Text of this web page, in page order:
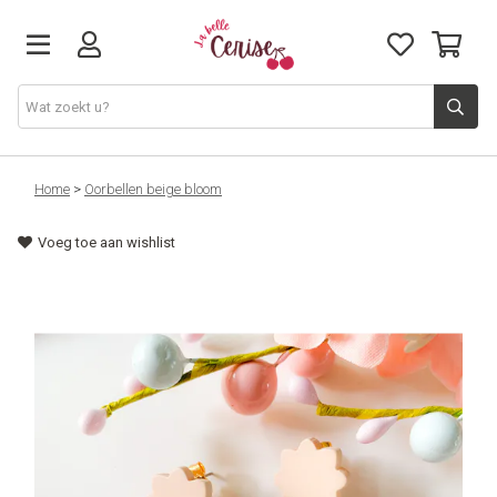
Just arrived
Juwelen & Accessoires
Lifestyle & Gifts
Cadeaubon
Home > Oorbellen beige bloom
Voeg toe aan wishlist